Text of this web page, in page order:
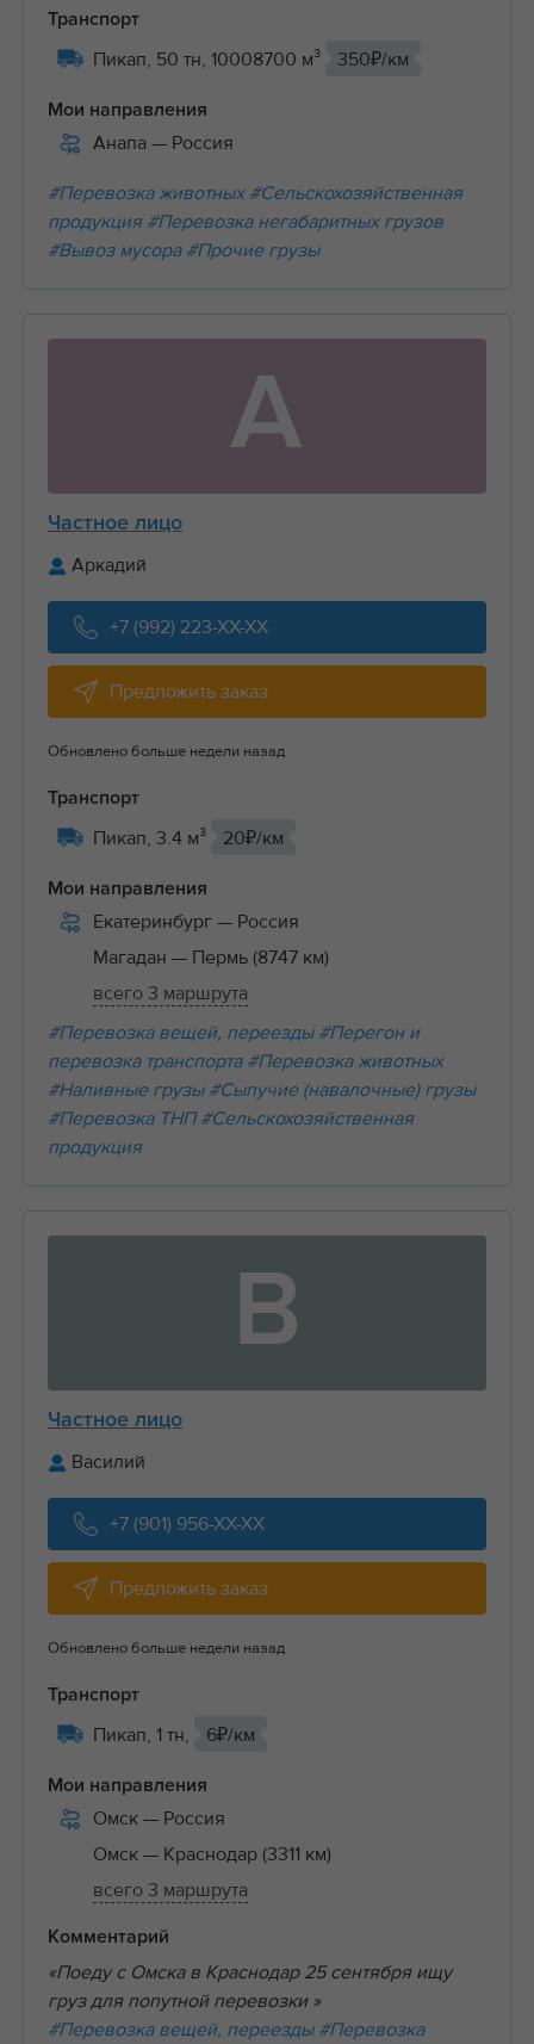
Транспорт
Пикап, 50 тн, 10008700 м³ 350₽/км
Мои направления
Анапа — Россия
#Перевозка животных #Сельскохозяйственная
продукция #Перевозка негабаритных грузов
#Вывоз мусора #Прочие грузы
А
Частное лицо
Аркадий
+7 (992) 223-XX-XX
Предложить заказ
Обновлено больше недели назад
Транспорт
Пикап, 3.4 м³ 20₽/км
Мои направления
Екатеринбург — Россия
Магадан — Пермь (8747 км)
всего 3 маршрута
#Перевозка вещей, переезды #Перегон и
перевозка транспорта #Перевозка животных
#Наливные грузы #Сыпучие (навалочные) грузы
#Перевозка ТНП #Сельскохозяйственная
продукция
В
Частное лицо
Василий
+7 (901) 956-XX-XX
Предложить заказ
Обновлено больше недели назад
Транспорт
Пикап, 1 тн, 6₽/км
Мои направления
Омск — Россия
Омск — Краснодар (3311 км)
всего 3 маршрута
Комментарий
«Поеду с Омска в Краснодар 25 сентября ищу
груз для попутной перевозки »
#Перевозка вещей, переезды #Перевозка